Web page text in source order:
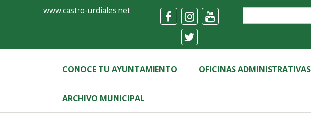
FormularioAyuntamiento
Castro-
Urdiales
www.castro-urdiales.net
CONOCE TU AYUNTAMIENTO OFICINAS ADMINISTRATIVAS
ARCHIVO MUNICIPAL